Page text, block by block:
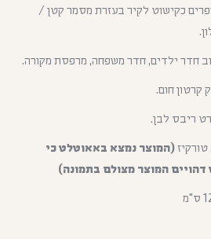
כקישוט לקיר בעזרת מסמר קטן /
חדר ילדים, חדר משפחה, מרפסת מקורה.
קרטון חום.
טורקיז(המוצר נמצא באאוטלט כי
המוצר מצולם בתמונה)